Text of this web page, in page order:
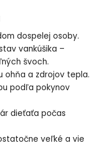
dospelej osoby.
vankúšika –
švoch.
ohňa a zdrojov tepla.
podľa pokynov
dieťaťa počas
veľké a vie